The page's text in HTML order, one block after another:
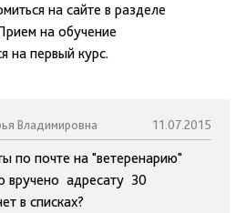
на сайте в разделе
на обучение
на первый курс.
Владимировна 11.07.2015
по почте на "ветеренарию"
вручено адресату 30
в списках?